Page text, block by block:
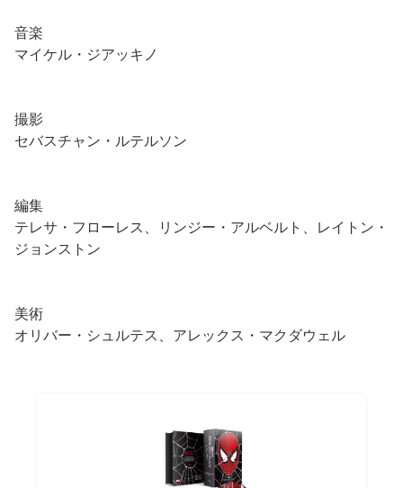
音楽
マイケル・ジアッキノ
撮影
セバスチャン・ルテルソン
編集
テレサ・フローレス、リンジー・アルベルト、レイトン・
ジョンストン
美術
オリバー・シュルテス、アレックス・マクダウェル